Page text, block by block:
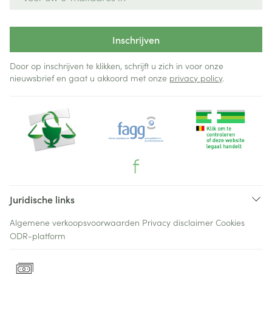
Inschrijven
Door op inschrijven te klikken, schrijft u zich in voor onze
nieuwsbrief en gaat u akkoord met onze privacy policy.
Juridische links
Algemene verkoopsvoorwaarden Privacy disclaimer Cookies
ODR-platform